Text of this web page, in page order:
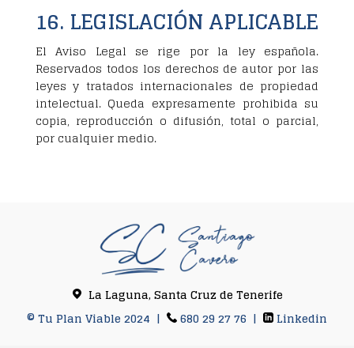
16. LEGISLACIÓN APLICABLE
El Aviso Legal se rige por la ley española.
Reservados todos los derechos de autor por las
leyes y tratados internacionales de propiedad
intelectual. Queda expresamente prohibida su
copia, reproducción o difusión, total o parcial,
por cualquier medio.
La Laguna, Santa Cruz de Tenerife
© Tu Plan Viable 2024 | 680 29 27 76 | Linkedin